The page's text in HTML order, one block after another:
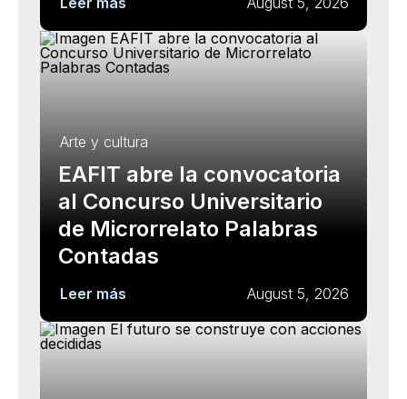
Arte y cultura
EAFIT abre la convocatoria
al Concurso Universitario
de Microrrelato Palabras
Contadas
Leer más August 5, 2026